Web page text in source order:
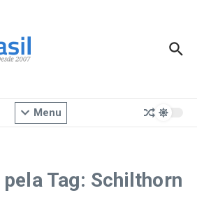
Menu
Tag: Schilthorn